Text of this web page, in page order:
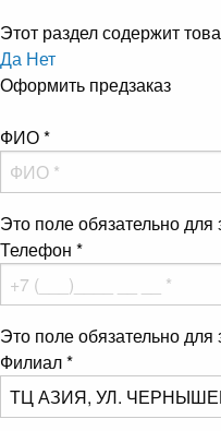
Этот раздел содержит
Да Нет
Оформить предзаказ
ФИО*
Это поле обязательно для
Телефон *
Это поле обязательно для
Филиал*